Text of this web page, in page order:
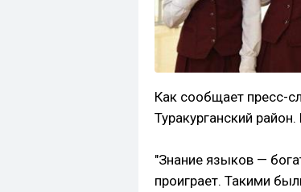
Как сообщает пресс-
Туракурганский
"Знание языков —
проиграет. Такими